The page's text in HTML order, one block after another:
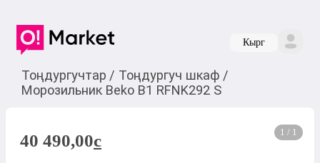
Кырг
Тоңдургучтар / Тоңдургуч шкаф /
Морозильник Beko B1 RFNK292 S
1 / 1
40 490,00c